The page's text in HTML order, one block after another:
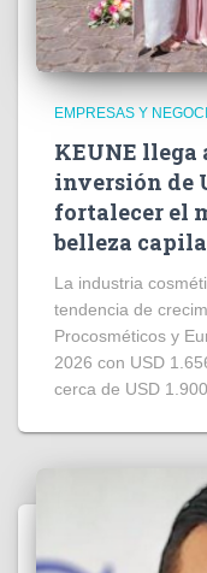
EMPRESAS Y
KEUNE llega
inversión de
fortalecer el
belleza
La industria
tendencia de
Procosméticos y
2026 con USD
cerca de USD